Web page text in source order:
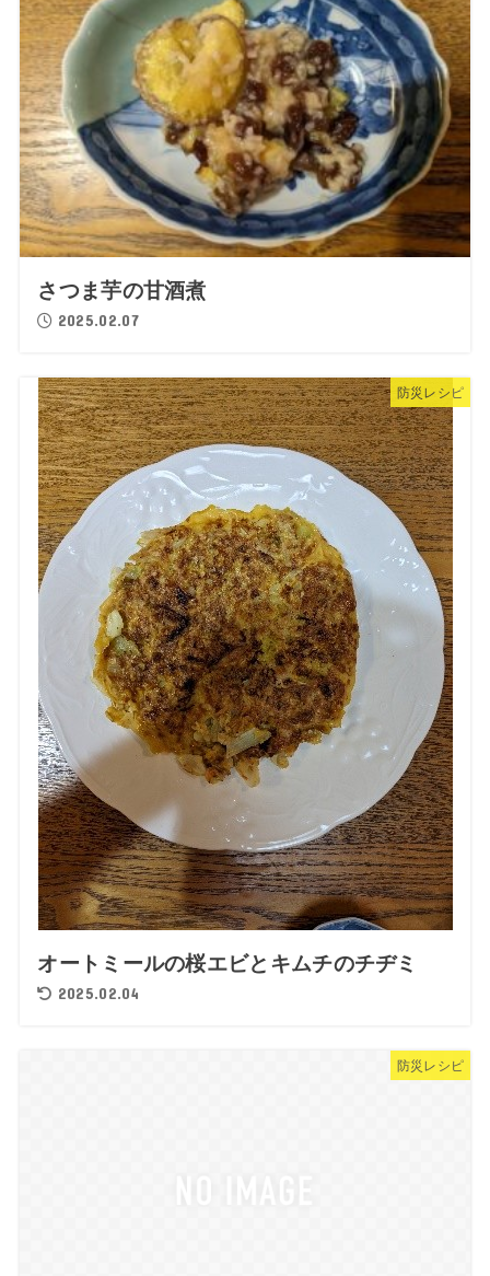
さつま芋の甘酒煮
2025.02.07
防災レシピ
オートミールの桜エビとキムチのチヂミ
2025.02.04
防災レシピ